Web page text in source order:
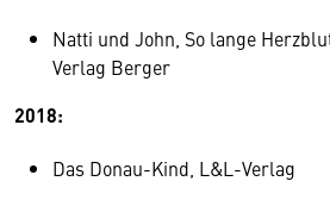
Natti und John, So lange
Verlag Berger
2018:
Das Donau-Kind, L&L-Verlag